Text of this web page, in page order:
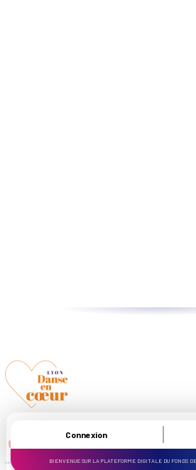
BIENVENUE SUR LA PLATEFORME DIGITALE DU FONDS
Connexion